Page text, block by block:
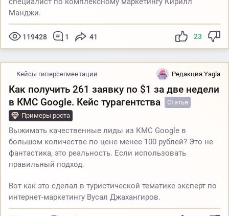
Манджи.
119428 1 41 23
Кейсы гиперсегментации Редакция Yagla
Как получить 261 заявку по $1 за две недели
в КМС Google. Кейс турагентства
Статья
Примеры роста
Выжимать качественные лиды из КМС Google в
большом количестве по цене менее 100 рублей? Это не
фантастика, это реальность. Если использовать
правильный подход.
Вот как это сделал в туристической тематике эксперт по
интернет-маркетингу Вусал Джахангиров.